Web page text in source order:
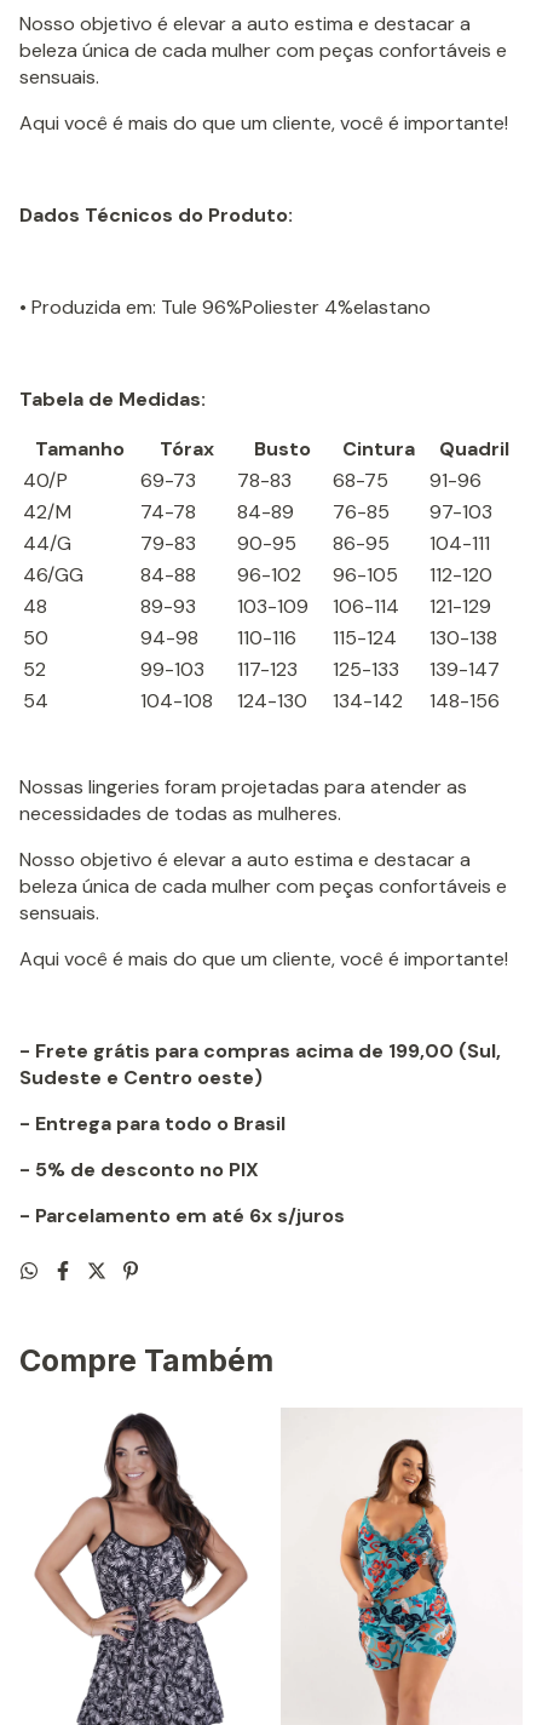
Nosso objetivo é elevar a auto estima e destacar a
beleza única de cada mulher com peças confortáveis e
sensuais.
Aqui você é mais do que um cliente, você é importante!
Dados Técnicos do Produto:
• Produzida em: Tule 96%Poliester 4%elastano
Tabela de Medidas:
Tamanho
Tórax Busto Cintura
Quadril
40/P
69-73 78-83 68-75
91-96
42/M
74-78 84-89 76-85
97-103
44/G
79-83 90-95 86-95
104-111
46/GG
84-88 96-102 96-105
112-120
48
89-93 103-109 106-114
121-129
50
94-98 110-116 115-124
130-138
52
99-103 117-123 125-133
139-147
54
104-108 124-130 134-142 148-156
Nossas lingeries foram projetadas para atender as
necessidades de todas as mulheres.
Nosso objetivo é elevar a auto estima e destacar a
beleza única de cada mulher com peças confortáveis e
sensuais.
Aqui você é mais do que um cliente, você é importante!
- Frete grátis para compras acima de 199,00 (Sul,
Sudeste e Centro oeste)
- Entrega para todo o Brasil
- 5% de desconto no PIX
- Parcelamento em até 6x s/juros
Compre Também